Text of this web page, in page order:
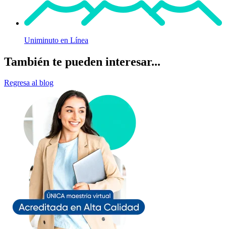
Uniminuto en Línea
También te pueden interesar...
Regresa al blog